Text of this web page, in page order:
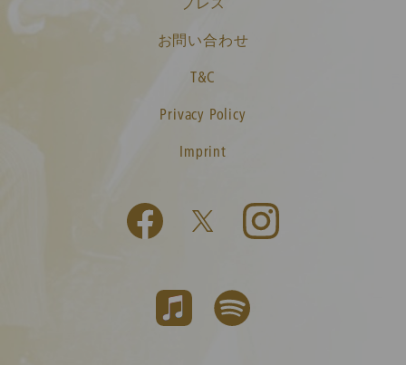
お問い合わせ
T&C
Privacy Policy
Imprint